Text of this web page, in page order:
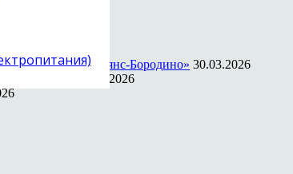
и Mac
отель «Альянс-Бородино» 30.03.2026
ПК и Mac
22.03.2026